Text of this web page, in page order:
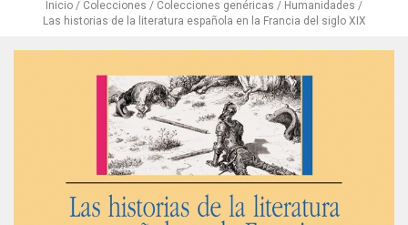
Inicio Colecciones Colecciones genéricas
Humanidades
Las historias de la literatura española en la Francia del siglo XIX